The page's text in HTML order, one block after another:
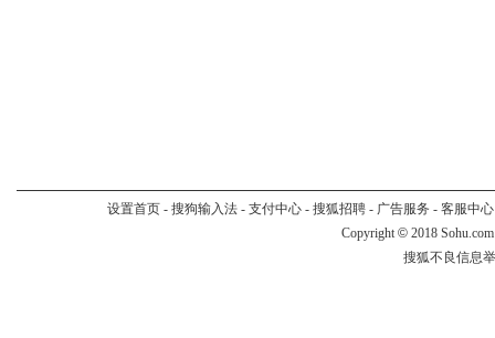
设置首页- 搜狗输入法- 支付中心- 搜狐招聘- 广告服务 - 客服中心
Copyright © 2018
搜狐不良信息